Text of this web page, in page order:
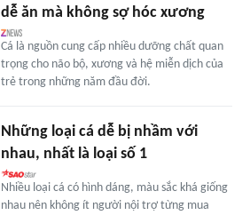
dễ ăn mà không sợ hóc xương
Cá là nguồn cung cấp nhiều dưỡng chất quan
trọng cho não bộ, xương và hệ miễn dịch của
trẻ trong những năm đầu đời.
Những loại cá dễ bị nhầm với
nhau, nhất là loại số 1
Nhiều loại cá có hình dáng, màu sắc khá giống
nhau nên không ít người nội trợ từng mua